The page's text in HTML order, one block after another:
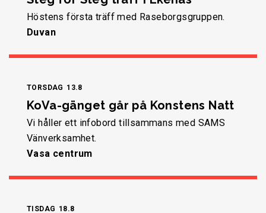
Höstens första träff med Raseborgsgruppen.
Duvan
TORSDAG 13.8
KoVa-gänget går på Konstens Natt
Vi håller ett infobord tillsammans med SAMS
Vänverksamhet.
Vasa centrum
TISDAG 18.8